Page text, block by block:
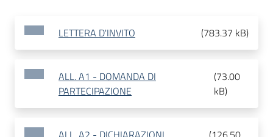
LETTERA D'INVITO (783.37 kB)
ALL. A1 - DOMANDA DI
PARTECIPAZIONE
(73.00
kB)